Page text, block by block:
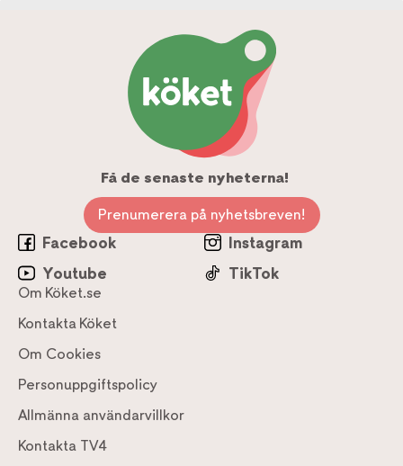
Få de senaste nyheterna!
Prenumerera på nyhetsbreven!
Facebook
Instagram
Youtube
TikTok
Om Köket.se
Kontakta Köket
Om Cookies
Personuppgiftspolicy
Allmänna användarvillkor
Kontakta TV4